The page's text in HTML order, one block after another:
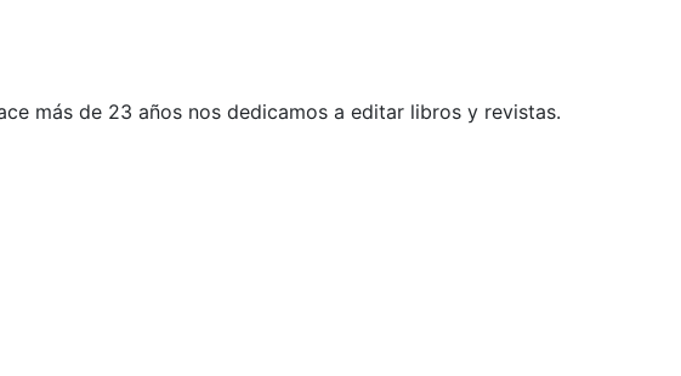
más de 23 años nos dedicamos a editar libros y revistas.